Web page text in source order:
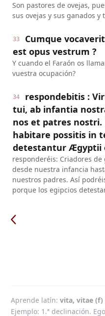
Son pastores de ovejas,
sus ovejas y sus ganados y
33
Cumque
est opus vestrum ?
Y cuando el Faraón os
vuestra ocupación?
34
respondebitis :
tui, ab infantia
nos et patres
habitare possitis in
detestantur Ægyptii
responderéis: Criadores
desde nuestra infancia
nuestros padres. Así
porque los egipcios
Aprende latín vita, vitae (f)
Ejemplo: 1.ª declinación.